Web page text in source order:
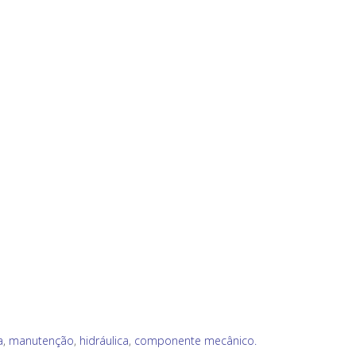
, manutenção, hidráulica, componente mecânico.